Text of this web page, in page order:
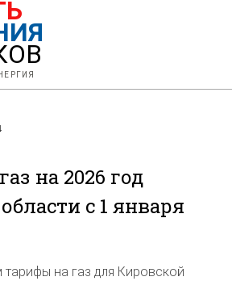
↓
на 2026 год
с 1 января
на газ для Кировской